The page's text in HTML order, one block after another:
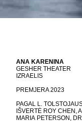
ANA KARENINA
GESHER THEATER
IZRAELIS
PREMJERA 2023
PAGAL L.
IŠVERTĖ ROY CHEN,
MARIA PETERSON,